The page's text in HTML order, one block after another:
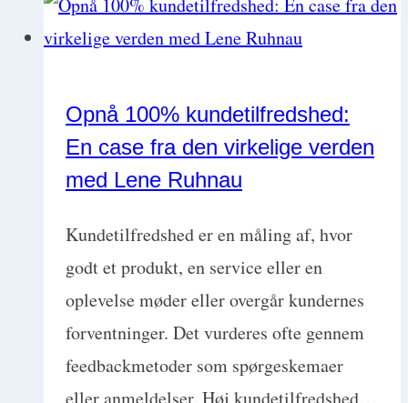
med
Opnå 100% kundetilfredshed:
En case fra den virkelige verden
med Lene Ruhnau
Kundetilfredshed er en måling af, hvor
godt et produkt, en service eller en
oplevelse møder eller overgår kundernes
forventninger. Det vurderes ofte gennem
feedbackmetoder som spørgeskemaer
eller anmeldelser. Høj kundetilfredshed…